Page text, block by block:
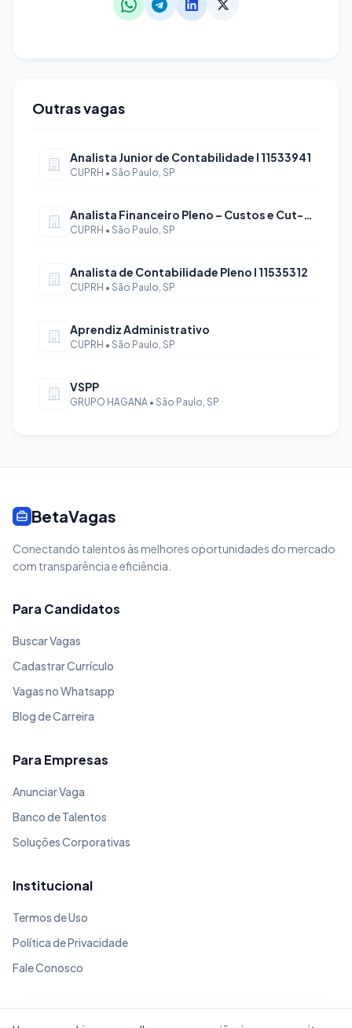
Outras vagas
Analista Junior de Contabilidade I 11533941
CUPRH • São Paulo, SP
Analista Financeiro Pleno – Custos e Cut-Off
CUPRH • São Paulo, SP
Analista de Contabilidade Pleno I 11535312
CUPRH • São Paulo, SP
Aprendiz Administrativo
CUPRH • São Paulo, SP
VSPP
GRUPO HAGANA • São Paulo, SP
BetaVagas
Conectando talentos às melhores oportunidades do mercado
com transparência e eficiência.
Para Candidatos
Buscar Vagas
Cadastrar Currículo
Vagas no Whatsapp
Blog de Carreira
Para Empresas
Anunciar Vaga
Banco de Talentos
Soluções Corporativas
Institucional
Termos de Uso
Política de Privacidade
Fale Conosco